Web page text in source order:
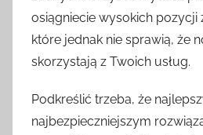
osiągniecie wysokich pozycji
które jednak nie sprawią, że
skorzystają z Twoich usług.
Podkreślić trzeba, że
najbezpieczniejszym